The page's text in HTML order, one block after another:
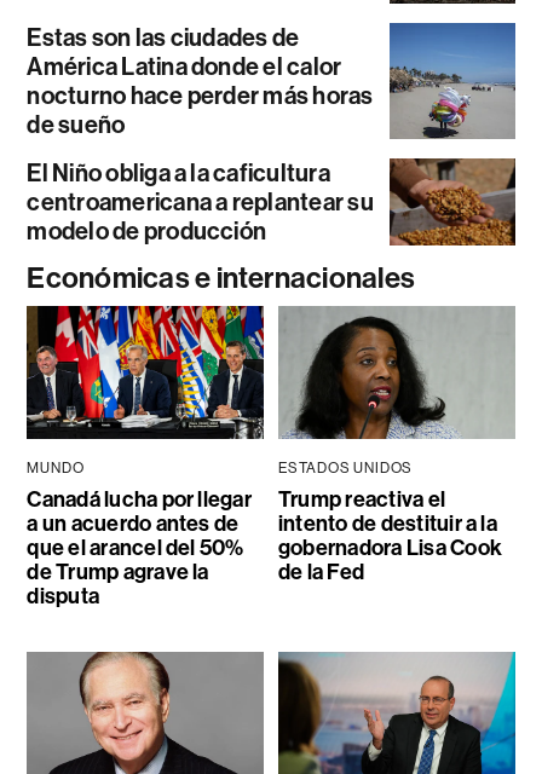
Estas son las ciudades de
América Latina donde el calor
nocturno hace perder más horas
de sueño
El Niño obliga a la caficultura
centroamericana a replantear su
modelo de producción
Económicas e internacionales
MUNDO
Canadá lucha por llegar
a un acuerdo antes de
que el arancel del 50%
de Trump agrave la
disputa
ESTADOS UNIDOS
Trump reactiva el
intento de destituir a la
gobernadora Lisa Cook
de la Fed